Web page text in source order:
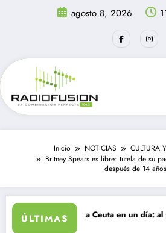
agosto 8, 2026
Inicio NOTICIAS
CULTURA
Britney Spears es libre: tutela de su
después de 14 años
ÚLTIMAS
ingresan a Ceuta en un día: al